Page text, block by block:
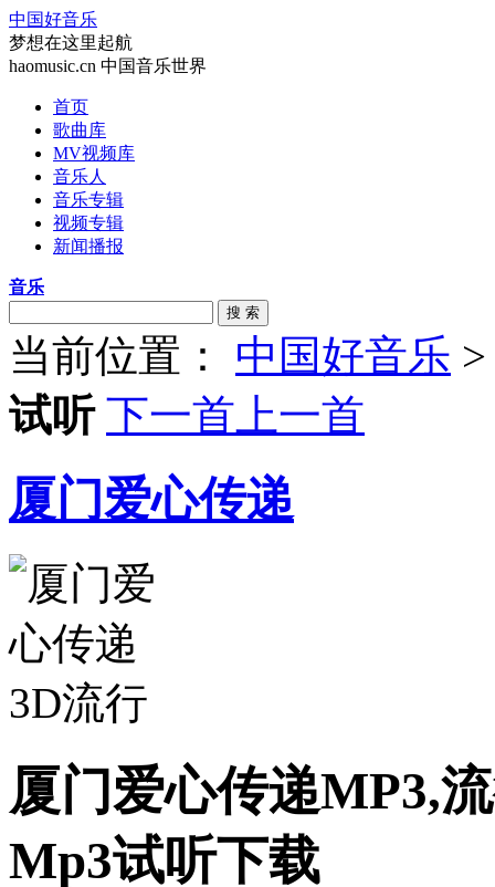
中国好音乐
梦想在这里起航
haomusic.cn 中国音乐世界
首页
歌曲库
MV视频库
音乐人
音乐专辑
视频专辑
新闻播报
音乐
搜 索
当前位置： 中国好音乐
试听 下一首 上一首
厦门爱心传递
厦门爱心传递MP3,
Mp3试听下载